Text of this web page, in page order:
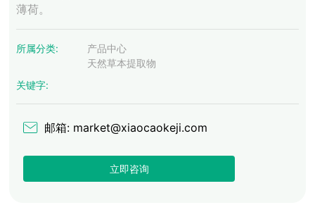
薄荷。
所属分类:
产品中心
天然草本提取物
关键字:
邮箱: market@xiaocaokeji.com
立即咨询